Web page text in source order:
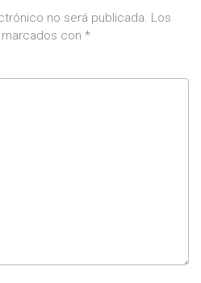
no será publicada. Los
con *